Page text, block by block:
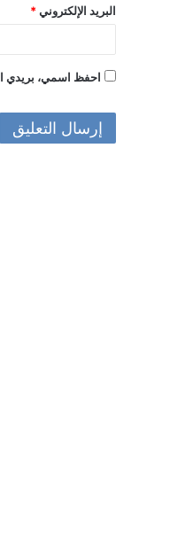
البريد الإلكتروني *
احفظ اسمي، بريدي